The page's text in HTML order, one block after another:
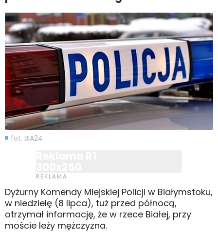
fot. BIA24
Dyżurny Komendy Miejskiej Policji w Białymstoku,
w niedzielę (8 lipca), tuż przed północą,
otrzymał informację, że w rzece Białej, przy
moście leży mężczyzna.